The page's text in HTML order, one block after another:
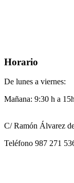
Horario
De lunes a viernes:
Mañana: 9:30 h a 15h
C/ Ramón Álvarez
Teléfono 987 271